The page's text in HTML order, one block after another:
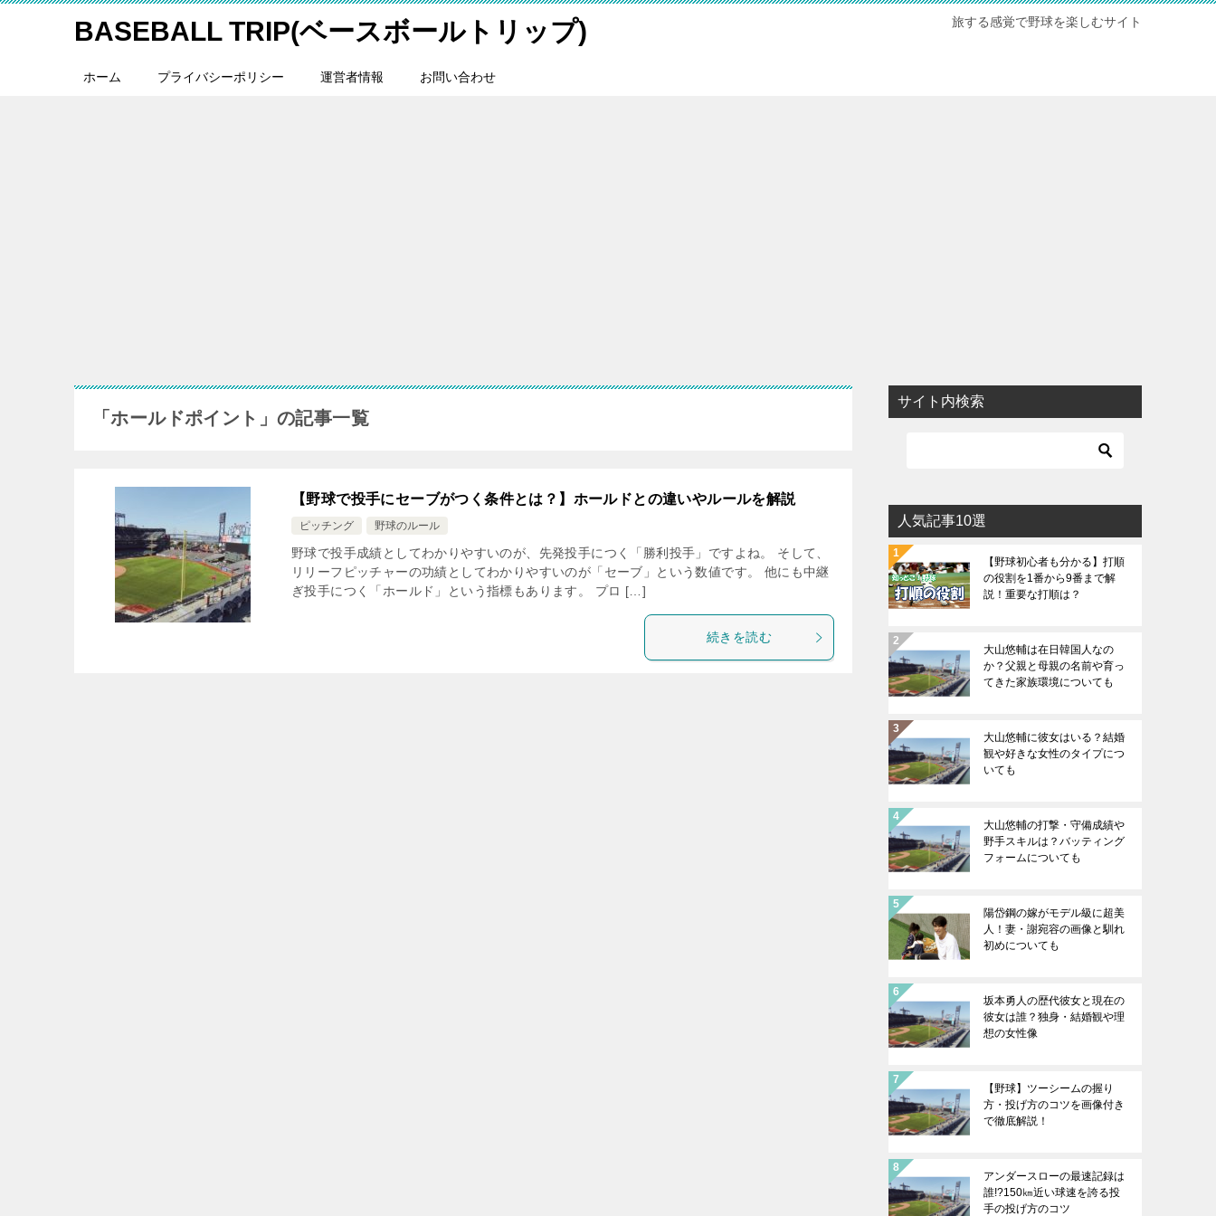
BASEBALL TRIP(ベースボールトリップ) 旅する感覚で野球を楽しむサイト
ホーム プライバシーポリシー 運営者情報 お問い合わせ
「ホールドポイント」の記事一覧
【野球で投手にセーブがつく条件とは？】ホールドとの違いやルールを解説
ピッチング 野球のルール
野球で投手成績としてわかりやすいのが、先発投手につく「勝利投手」ですよね。 そして、
リリーフピッチャーの功績としてわかりやすいのが「セーブ」という数値です。 他にも中継
ぎ投手につく「ホールド」という指標もあります。 プロ […]
続きを読む
サイト内検索
人気記事10選
【野球初心者も分かる】打順
の役割を1番から9番まで解
説！重要な打順は？
大山悠輔は在日韓国人なの
か？父親と母親の名前や育っ
てきた家族環境についても
大山悠輔に彼女はいる？結婚
観や好きな女性のタイプにつ
いても
大山悠輔の打撃・守備成績や
野手スキルは？バッティング
フォームについても
陽岱鋼の嫁がモデル級に超美
人！妻・謝宛容の画像と馴れ
初めについても
坂本勇人の歴代彼女と現在の
彼女は誰？独身・結婚観や理
想の女性像
【野球】ツーシームの握り
方・投げ方のコツを画像付き
で徹底解説！
アンダースローの最速記録は
誰!?150㎞近い球速を誇る投
手の投げ方のコツ